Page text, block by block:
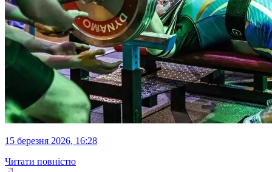
15 березня 2026, 16:28
Читати повністю